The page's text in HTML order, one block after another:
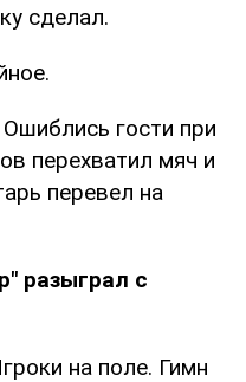
сделал.
гости при
перехватил мяч и
перевел на
разыграл с
на поле. Гимн